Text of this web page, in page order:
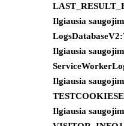
Ilgiausia
Ilgiausia
Ilgiausia
Ilgiausia